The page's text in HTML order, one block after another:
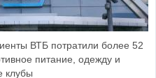
ВТБ потратили более 52
питание, одежду и
клубы